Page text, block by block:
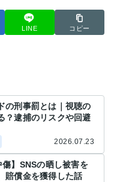
LINE コピー
の刑事罰とは｜視聴の
？逮捕のリスクや回避
2026.07.23
傷】SNSの晒し被害を
賠償金を獲得した話